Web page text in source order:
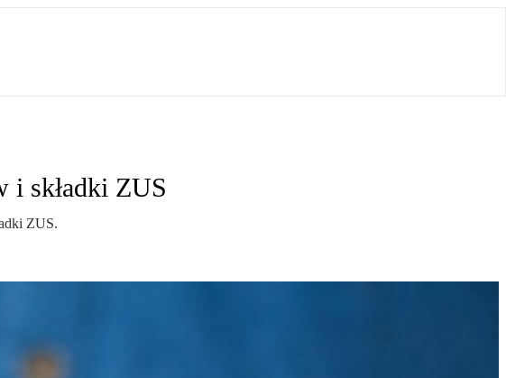
i składki ZUS
ZUS.